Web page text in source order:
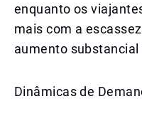
enquanto os
mais com a
aumento
Dinâmicas de